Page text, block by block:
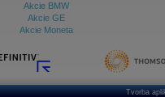
Akcie BMW
Akcie GE
Akcie Moneta
Tvorba